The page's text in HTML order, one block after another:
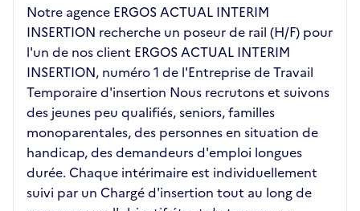
Notre agence ERGOS ACTUAL INTERIM
INSERTION recherche un poseur de rail (H/F) pour
l'un de nos client ERGOS ACTUAL INTERIM
INSERTION, numéro 1 de l'Entreprise de Travail
Temporaire d'insertion Nous recrutons et suivons
des jeunes peu qualifiés, seniors, familles
monoparentales, des personnes en situation de
handicap, des demandeurs d'emploi longues
durée. Chaque intérimaire est individuellement
suivi par un Chargé d'insertion tout au long de